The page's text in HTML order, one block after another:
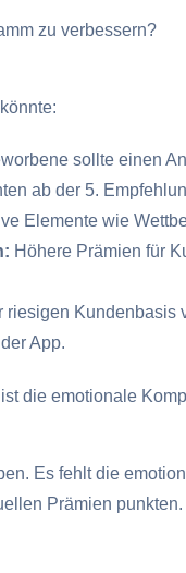
zu verbessern?
sollte einen
ab der 5.
Elemente wie
Höhere Prämien für
riesigen Kundenbasis
App.
die emotionale
Es fehlt die
Prämien